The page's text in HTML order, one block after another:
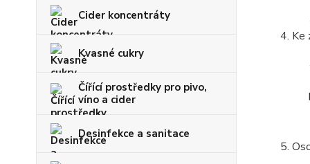
Cider koncentráty
Kvasné cukry
Čířící prostředky pro pivo,
víno a cider
Desinfekce a sanitace
Ke